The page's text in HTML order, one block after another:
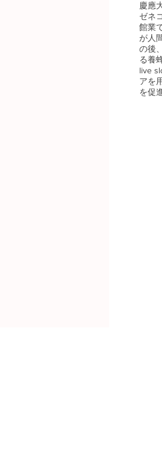
慶應
ゼネ
館業
が人
の後
る養
live
アを
を促